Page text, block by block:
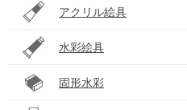
アクリル絵具
水彩絵具
固形水彩